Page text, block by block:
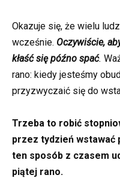
Okazuje się, że wielu
wcześnie. Oczywiście,
kłaść się późno spać.
rano: kiedy jesteśmy
przyzwyczaić się do
Trzeba to robić
przez tydzień wstawać
ten sposób z czasem
piątej rano.